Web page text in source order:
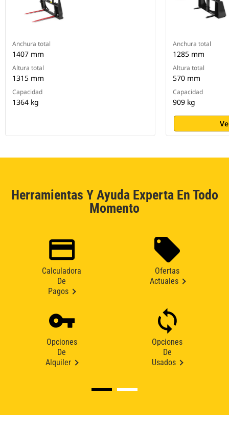
Anchura total
1407 mm
Altura total
1315 mm
Capacidad
1364 kg
Anchura total
1285 mm
Altura total
570 mm
Capacidad
909 kg
Herramientas Y Ayuda Experta En Todo
Momento
Calculadora
De
Pagos
Ofertas
Actuales
Opciones
De
Alquiler
Opciones
De
Usados